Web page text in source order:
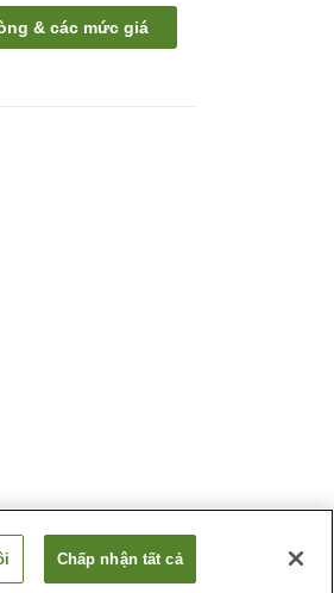
& các mức giá
Chấp nhận tất cả